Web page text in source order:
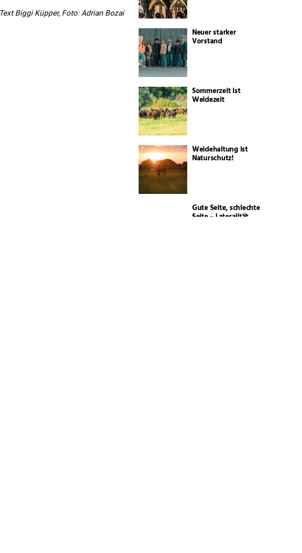
Text Biggi Küpper, Foto: Adrian Bozai
Neuer starker
Vorstand
Sommerzeit ist
Weidezeit
Weidehaltung ist
Naturschutz!
Gute Seite, schlechte
Seite – Lateralität